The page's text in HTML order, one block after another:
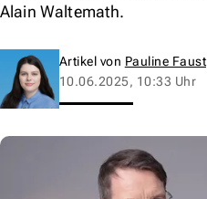
Alain Waltemath.
Artikel von Pauline Faust
10.06.2025, 10:33 Uhr